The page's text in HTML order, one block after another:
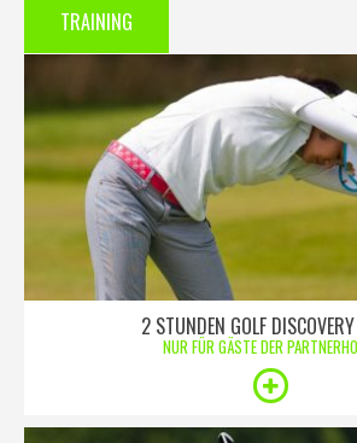
TRAINING
2 STUNDEN GOLF
NUR FÜR GÄSTE DER